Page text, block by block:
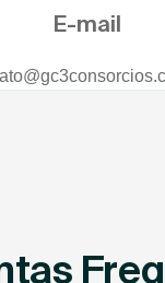
E-mail